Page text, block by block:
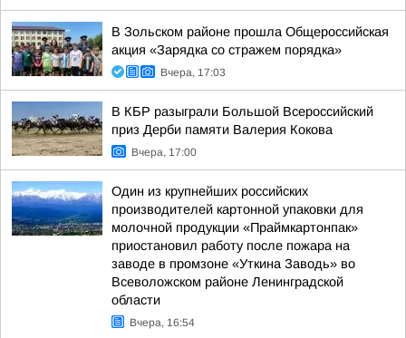
В Зольском районе прошла Общероссийская
акция «Зарядка со стражем порядка»
Вчера, 17:03
В КБР разыграли Большой Всероссийский
приз Дерби памяти Валерия Кокова
Вчера, 17:00
Один из крупнейших российских
производителей картонной упаковки для
молочной продукции «Праймкартонпак»
приостановил работу после пожара на
заводе в промзоне «Уткина Заводь» во
Всеволожском районе Ленинградской
области
Вчера, 16:54